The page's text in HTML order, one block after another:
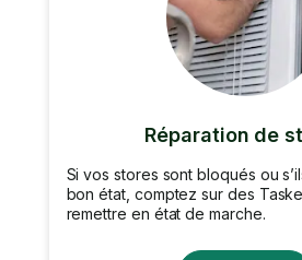
Réparation de
Si vos stores sont bloqués ou
bon état, comptez sur des
remettre en état de marche.